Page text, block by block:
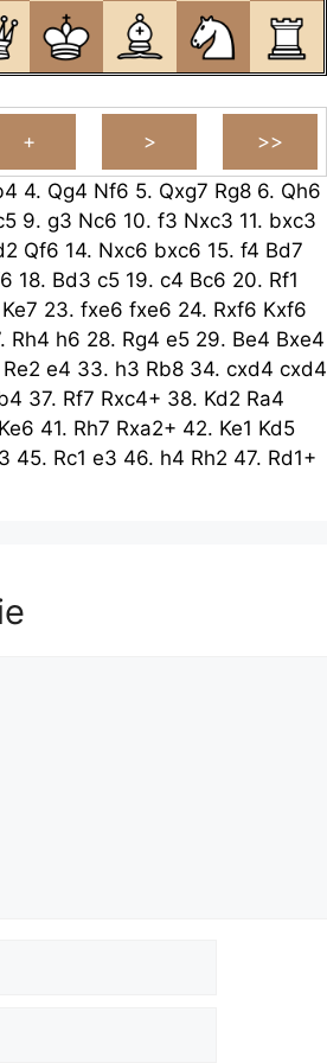
4. Qg4 Nf6 5. Qxg7 Rg8 6. Qh6
9. g3 Nc6 10. f3 Nxc3 11. bxc3
Qf6 14. Nxc6 bxc6 15. f4 Bd7
18. Bd3 c5 19. c4 Bc6 20. Rf1
Ke7 23. fxe6 fxe6 24. Rxf6 Kxf6
Rh4 h6 28. Rg4 e5 29. Be4 Bxe4
Re2 e4 33. h3 Rb8 34. cxd4 cxd4
37. Rf7 Rxc4+ 38. Kd2 Ra4
Ke6 41. Rh7 Rxa2+ 42. Ke1 Kd5
45. Rc1 e3 46. h4 Rh2 47. Rd1+